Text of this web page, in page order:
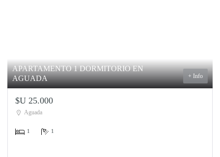
APARTAMENTO 1 DORMITORIO EN
AGUADA
+ Info
$U 25.000
Aguada
1 1